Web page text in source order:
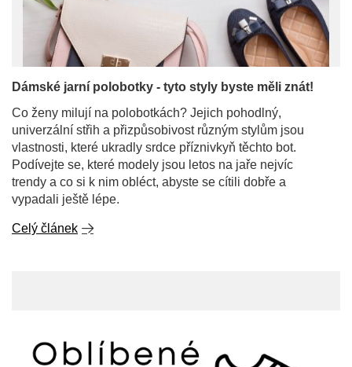
Dámské jarní polobotky - tyto styly byste měli znát!
Co ženy milují na polobotkách? Jejich pohodlný,
univerzální střih a přizpůsobivost různým stylům jsou
vlastnosti, které ukradly srdce příznivkyň těchto bot.
Podívejte se, které modely jsou letos na jaře nejvíc
trendy a co si k nim obléct, abyste se cítili dobře a
vypadali ještě lépe.
Celý článek